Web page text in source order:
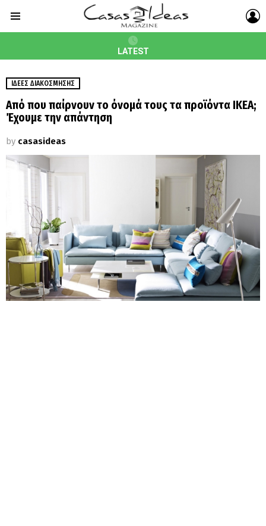
LATEST
ΙΔΈΕΣ ΔΙΑΚΌΣΜΗΣΗΣ
Από που παίρνουν το όνομά τους τα προϊόντα ΙΚΕΑ;
Έχουμε την απάντηση
by casasideas